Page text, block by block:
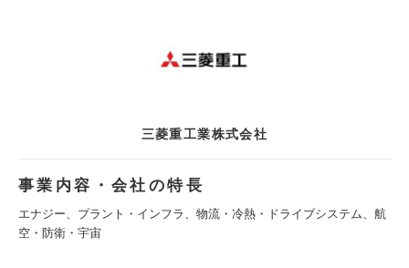
三菱重工業株式会社
事業内容・会社の特長
エナジー、プラント・インフラ、物流・冷熱・ドライブシステム、航
空・防衛・宇宙